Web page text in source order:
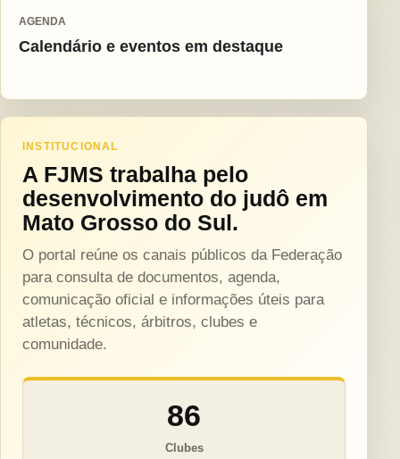
AGENDA
Calendário e eventos em destaque
INSTITUCIONAL
A FJMS trabalha pelo
desenvolvimento do judô em
Mato Grosso do Sul.
O portal reúne os canais públicos da Federação
para consulta de documentos, agenda,
comunicação oficial e informações úteis para
atletas, técnicos, árbitros, clubes e
comunidade.
86
Clubes